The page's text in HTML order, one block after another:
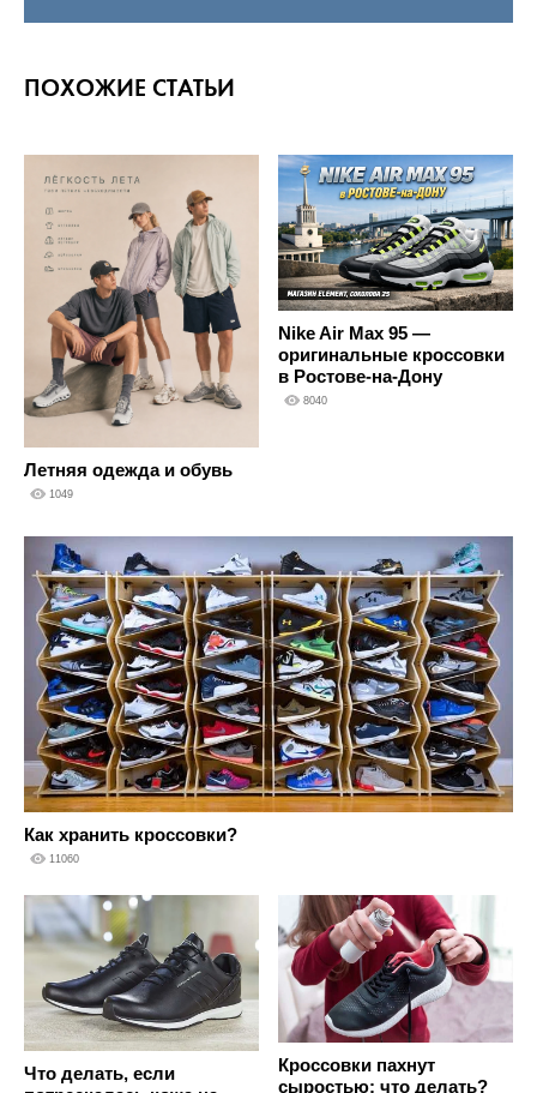
ПОХОЖИЕ СТАТЬИ
Летняя одежда и обувь
1049
Nike Air Max 95 —
оригинальные кроссовки
в Ростове-на-Дону
8040
Как хранить кроссовки?
11060
Что делать, если
Кроссовки пахнут
сыростью: что делать?